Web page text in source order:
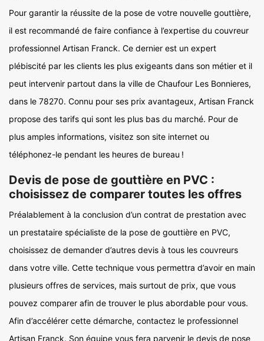
Pour garantir la réussite de la pose de votre nouvelle gouttière,
il est recommandé de faire confiance à l’expertise du couvreur
professionnel Artisan Franck. Ce dernier est un expert
plébiscité par les clients les plus exigeants dans son métier et il
peut intervenir partout dans la ville de Chaufour Les Bonnieres,
dans le 78270. Connu pour ses prix avantageux, Artisan Franck
propose des tarifs qui sont les plus bas du marché. Pour de
plus amples informations, visitez son site internet ou
téléphonez-le pendant les heures de bureau !
Devis de pose de gouttière en PVC :
choisissez de comparer toutes les offres
Préalablement à la conclusion d’un contrat de prestation avec
un prestataire spécialiste de la pose de gouttière en PVC,
choisissez de demander d’autres devis à tous les couvreurs
dans votre ville. Cette technique vous permettra d’avoir en main
plusieurs offres de services, mais surtout de prix, que vous
pouvez comparer afin de trouver le plus abordable pour vous.
Afin d’accélérer cette démarche, contactez le professionnel
Artisan Franck. Son équipe vous fera parvenir le devis de pose